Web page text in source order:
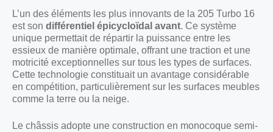
L’un des éléments les plus innovants de la 205 Turbo 16
est son différentiel épicycloïdal avant. Ce système
unique permettait de répartir la puissance entre les
essieux de manière optimale, offrant une traction et une
motricité exceptionnelles sur tous les types de surfaces.
Cette technologie constituait un avantage considérable
en compétition, particulièrement sur les surfaces meubles
comme la terre ou la neige.
Le châssis adopte une construction en monocoque semi-